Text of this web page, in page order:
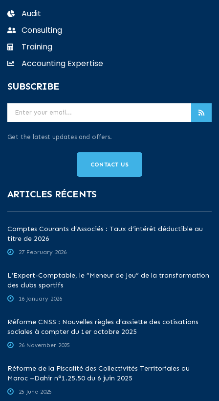
Audit
Consulting
Training
Accounting Expertise
SUBSCRIBE
Get the latest updates and offers.
CONTACT US
ARTICLES RÉCENTS
Comptes Courants d’Associés : Taux d’intérêt déductible au
titre de 2026
27 February 2026
L’Expert-Comptable, le “Meneur de Jeu” de la transformation
des clubs sportifs
16 January 2026
Réforme CNSS : Nouvelles règles d’assiette des cotisations
sociales à compter du 1er octobre 2025
26 November 2025
Réforme de la Fiscalité des Collectivités Territoriales au
Maroc –Dahir n°1.25.50 du 6 juin 2025
25 June 2025